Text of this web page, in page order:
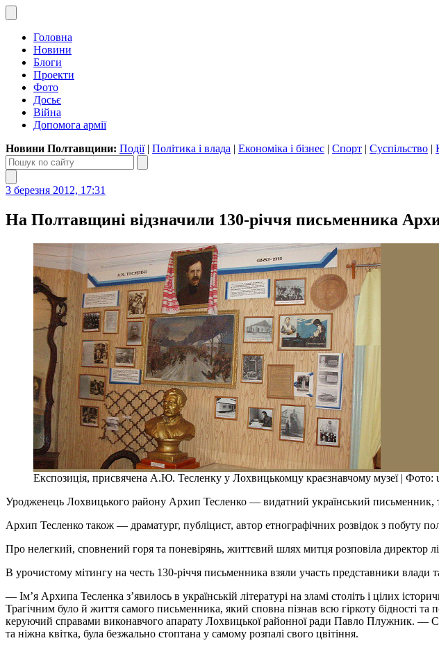
Головна
Новини
Блоги
Проекти
Фото
Досьє
Війна
Допомога армії
Новини Полтавщини: Події| Політика і влада | Економіка і бізнес | Спорт | Суспільство |
3 березня 2012, 17:31
На Полтавщині відзначили 130-річчя письменника
Експозиція, присвячена А.Ю. Тесленку у Лохвицькомцу краєзнавчому музеї | Фото:
Уродженець Лохвицького району Архип Тесленко — видатний український письменник,
Архип Тесленко також — драматург, публіцист, автор етнографічних розвідок з
Про нелегкий, сповнений горя та поневірянь, життєвий шлях митця розповіла директор
В урочистому мітингу на честь 130-річчя письменника взяли участь представники влади
— Ім’я Архипа Тесленка з’явилось в українській літературі на зламі століть і цілих
Трагічним було й життя самого письменника, який сповна пізнав всю гіркоту бідності
керуючий справами виконавчого апарату Лохвицької районної ради Павло Плужник. —
та ніжна квітка, була безжально стоптана у самому розпалі свого цвітіння.